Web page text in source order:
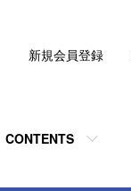
CONTENTS
新規会員登録